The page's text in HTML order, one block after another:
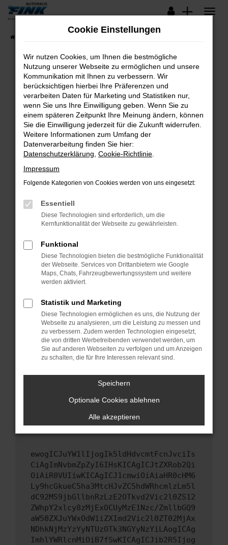
Zum
springen
Lagerfahrzeuge
Fehler: Network Error
Beim Laden ist ein Fehler aufgetreten.
Hier sind ein paar Tipps, die dir helfen können:
Überprüfe deine Firewall und deine
Internetverbindung.
Laden andere Webseiten, zum Beispiel deine
Suchmaschine?
Prüfe deine Browsererweiterungen.
können das Laden bestimmter Seiten
verhindern. Funktioniert die Seite in einem
anderen Browser oder in einem privaten
Starte dein Gerät neu.
Das kann manchmal helfen, vorübergehende
Probleme zu beheben.
Betriebssystem auf dem neuesten Stand
sind.
Veraltete Software birgt nicht nur ein
Sicherheitsrisiko, sondern kann auch dazu
führen, dass bestimmte Funktionen nicht mehr
unterstützt werden.
Wende dich an den Webseitenbetreiber.
Wenn du alle oben genannten Schritte versucht
hast, kontaktiere uns bitte. Wir werden
versuchen, das Problem zu beheben. Du kannst
uns diesen Text schicken, um uns bei der
ewogICJuYW1lIjogIk5ldHdvcmtFcnJvciIs
CiAgImNvbmZpZyI6IHsKICAgICJtZXRob2Qi
OiAiR0VUIiwKICAgICJ1cmwiOiAiaHR0cHM6
Ly9hcGkueC5ha3MtcHJvZC5hdWRhcmlzLm5l
dC92MS9jbGllbnRzLzE2OTkvd2Vic2l0ZS12
ZWhpY2xlcy8zMjExOCUyMzE1Nzc/ZmllbGQ9
aW50ZXJuYWxOdW1iZXImd2Vic2l0ZT02MjAx
NDhkNjMzYzYyNTUzOTk3NGYyNzYiLAogICAg
ImhlYWRlcnMiOiB7fSwKICAgICJib2R5Ijog
Cookie Einstellungen
Wir nutzen Cookies, um Ihnen die bestmögliche
Nutzung unserer Webseite zu ermöglichen und unsere
Kommunikation mit Ihnen zu verbessern. Wir
berücksichtigen hierbei Ihre Präferenzen und
verarbeiten Daten für Marketing und Statistiken nur,
wenn Sie uns Ihre Einwilligung geben. Wenn Sie zu
einem späteren Zeitpunkt Ihre Meinung ändern, können
Sie die Einwilligung jederzeit für die Zukunft widerrufen.
Weitere Informationen zum Umfang der
Datenverarbeitung finden Sie hier:
Datenschutzerklärung Cookie-Richtlinie
Impressum
Folgende Kategorien von Cookies werden von uns eingesetzt:
Essentiell
Diese Technologien sind erforderlich, um die
Kernfunktionalität der Webseite zu gewährleisten.
Funktional
Diese Technologien bieten die bestmögliche Funktionalität
der Webseite. Services von Drittanbietern wie Google
Maps, Chats, Fahrzeugbewertungssystem und weitere
werden aktiviert.
Statistik und Marketing
Diese Technologien ermöglichen es uns, die Nutzung der
Webseite zu analysieren, um die Leistung zu messen und
zu verbessern. Zudem werden Technologien eingesetzt,
die von dritten Werbetreibenden verwendet werden, um
Sie auf anderen Webseiten zu verfolgen und um Anzeigen
zu schalten, die für Ihre Interessen relevant sind.
Speichern
Optionale Cookies ablehnen
Alle akzeptieren